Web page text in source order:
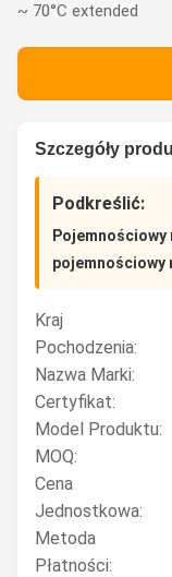
~ 70°C extended
Szczegóły
Podkreślić:
pojemnościowy
Kraj
Pochodzenia:
Nazwa Marki:
Certyfikat:
Model Produktu:
MOQ:
Cena
Jednostkowa:
Metoda
Płatności: